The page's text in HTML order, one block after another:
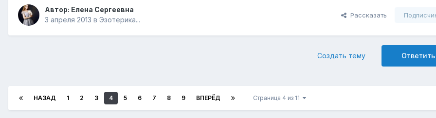
Автор: Елена Сергеевна
3 апреля 2013 в Эзотерика...
Рассказать
Создать тему
НАЗАД 1 2 3 4 5 6 7 8 9 ВПЕРЁД Страница 4 из 11